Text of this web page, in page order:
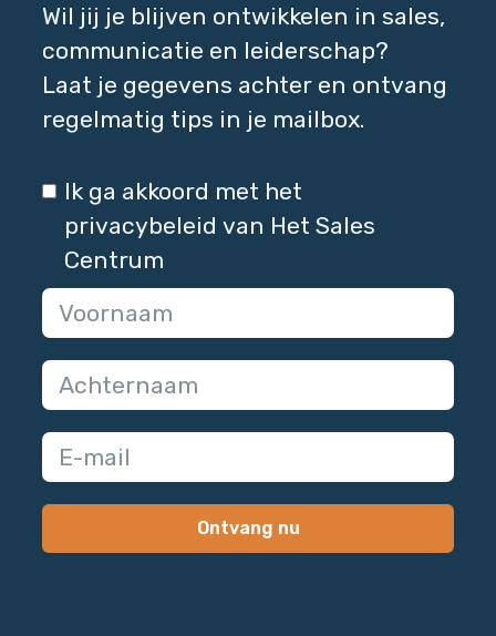
Wil jij je blijven ontwikkelen in sales,
communicatie en leiderschap?
Laat je gegevens achter en ontvang
regelmatig tips in je mailbox.
Ik ga akkoord met het
privacybeleid van Het Sales
Centrum
Ontvang nu